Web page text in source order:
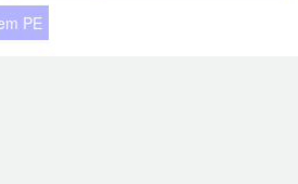
PE